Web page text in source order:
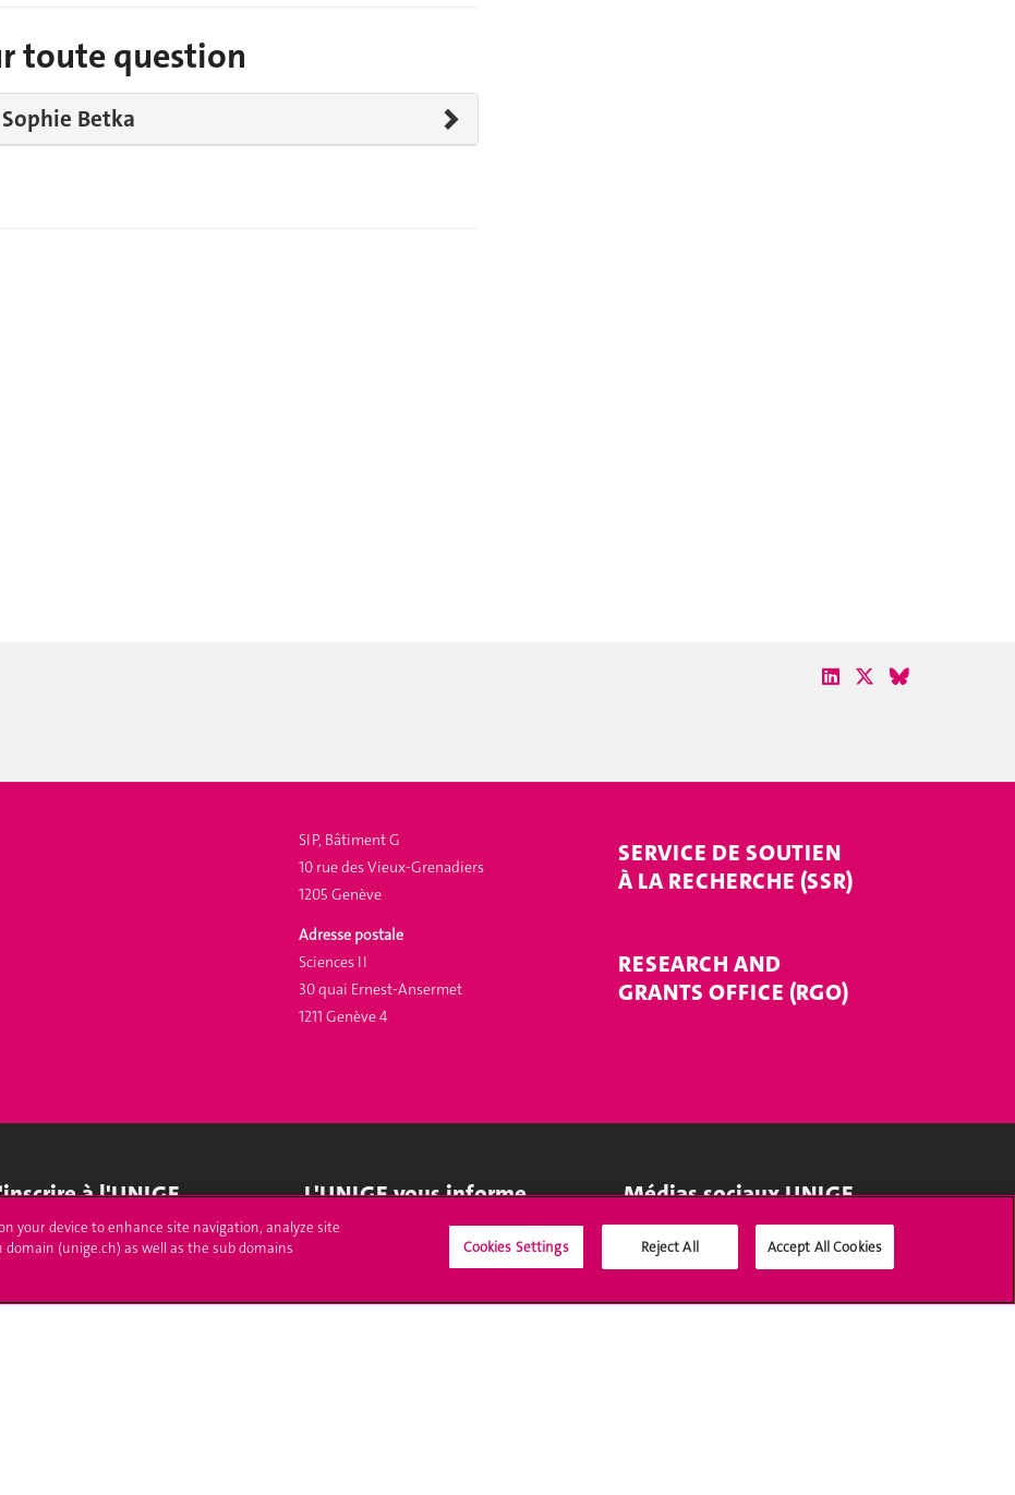
toute question
Betka
SIP, Bâtiment G
10 rue des Vieux-Grenadiers
1205 Genève
Adresse postale
Sciences II
30 quai Ernest-Ansermet
1211 Genève 4
SERVICE DE SOUTIEN
À LA RECHERCHE (SSR)
RESEARCH AND
GRANTS OFFICE (RGO)
à l'UNIGE L'UNIGE vous informe Médias sociaux UNIGE
your device to enhance site navigation, analyze site
(unige.ch) as well as the sub domains
Cookies Settings Reject All Accept All Cookies